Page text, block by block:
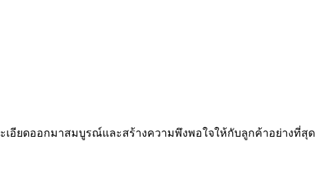
เอียดออกมาสมบูรณ์และสร้างความพึงพอใจให้กับลูกค้าอย่างที่สุด